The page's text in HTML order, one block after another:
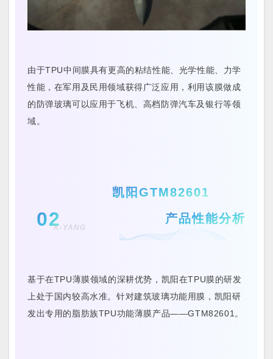
由于TPU中间膜具有更高的粘结性能、光学性能、力学
性能，在军用及民用领域获得广泛应用，利用该膜做成
的防弹玻璃可以应用于飞机、高档防弹汽车及银行等领
域。
02K-YANG
凯阳GTM82601
产品性能分析
基于在TPU薄膜领域的深耕优势，凯阳在TPU膜的研发
上处于国内较高水准。针对建筑玻璃功能用膜，凯阳研
发出专用的脂肪族TPU功能薄膜产品——GTM82601 。